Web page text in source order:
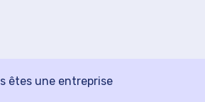
êtes une entreprise